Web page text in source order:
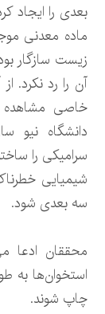
بعدی را ایجاد
ماده معدنی
زیست سازگار
آن را رد نکرد.
خاصی مشاهده
سرامیکی را
شیمیایی
سه بعدی شود.
محققان ادعا
استخوان‌ها به
چاپ شوند.